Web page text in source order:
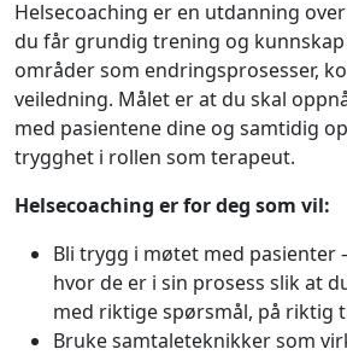
Helsecoaching er en utdanning
du får grundig trening og
områder som endringsprosesser,
veiledning. Målet er at du skal
med pasientene dine og samtidig
trygghet i rollen som terapeut.
Helsecoaching er for deg som vil:
Bli trygg i møtet med pasienter
hvor de er i sin prosess slik at
med riktige spørsmål, på riktig
Bruke samtaleteknikker som